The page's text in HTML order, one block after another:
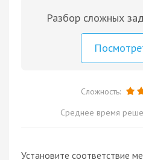
Разбор сложных
Сложность:
Среднее время
Установите соответствие